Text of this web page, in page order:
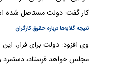
کار گفت: دولت مستاصل شده است و رفتار نادرستی که دولت در
نتیجه گلایه‌ها درباره حقوق کارگران
وی افزود: دولت برای فرار،
مجلس خواهد فرستاد،